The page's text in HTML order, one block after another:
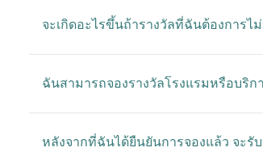
จะเกิดอะไรขึ้นถ้ารางวัลที่ฉันต้องการไ
ฉันสามารถจองรางวัลโรงแรมหรือบริก
หลังจากที่ฉันได้ยืนยันการจองแล้ว จะรั